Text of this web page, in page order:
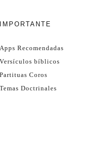
IMPORTANTE
Apps Recomendadas
Versículos bíblicos
Partituas Coros
Temas Doctrinales